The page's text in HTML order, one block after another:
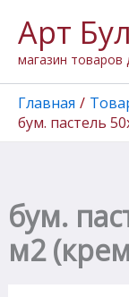
содержимому
Арт
магазин товаров
Главная
бум. пастель
бум.
м2
товара
бум.
пастель
50х70см
160г/
(кремовый)